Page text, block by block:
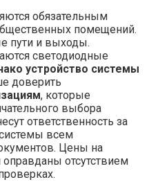
обязательным
помещений.
пути и выходы.
светодиодные
устройство системы
доверить
, которые
выбора
ответственность за
всем
Цены на
отсутствием